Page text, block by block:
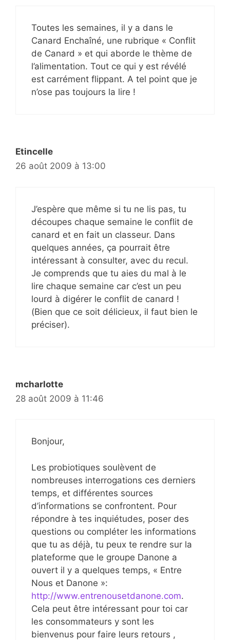
Toutes les semaines, il y a dans le
Canard Enchaîné, une rubrique « Conflit
de Canard » et qui aborde le thème de
l’alimentation. Tout ce qui y est révélé
est carrément flippant. A tel point que je
n’ose pas toujours la lire !
Etincelle
26 août 2009 à 13:00
J’espère que même si tu ne lis pas, tu
découpes chaque semaine le conflit de
canard et en fait un classeur. Dans
quelques années, ça pourrait être
intéressant à consulter, avec du recul.
Je comprends que tu aies du mal à le
lire chaque semaine car c’est un peu
lourd à digérer le conflit de canard !
(Bien que ce soit délicieux, il faut bien le
préciser).
mcharlotte
28 août 2009 à 11:46
Bonjour,
Les probiotiques soulèvent de
nombreuses interrogations ces derniers
temps, et différentes sources
d’informations se confrontent. Pour
répondre à tes inquiétudes, poser des
questions ou compléter les informations
que tu as déjà, tu peux te rendre sur la
plateforme que le groupe Danone a
ouvert il y a quelques temps, « Entre
Nous et Danone »:
http://www.entrenousetdanone.com.
Cela peut être intéressant pour toi car
les consommateurs y sont les
bienvenus pour faire leurs retours ,